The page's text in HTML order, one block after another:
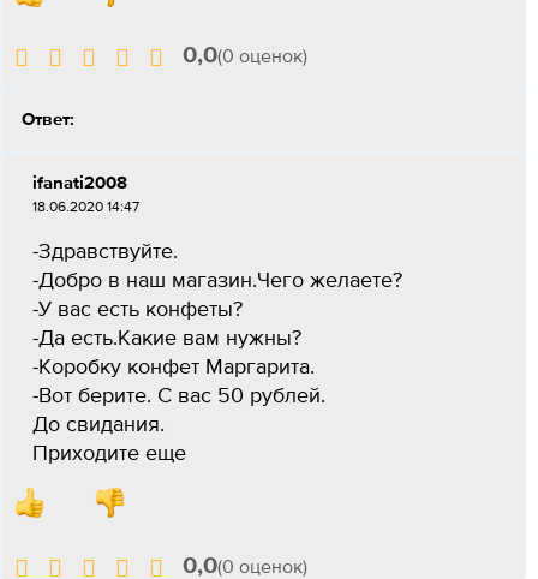
0,0(0 оценок)
Ответ:
ifanati2008
18.06.2020 14:47
-Здравствуйте.
-Добро в наш магазин.Чего желаете?
-У вас есть конфеты?
-Да есть.Какие вам нужны?
-Коробку конфет Маргарита.
-Вот берите. С вас 50 рублей.
До свидания.
Приходите еще
0,0(0 оценок)